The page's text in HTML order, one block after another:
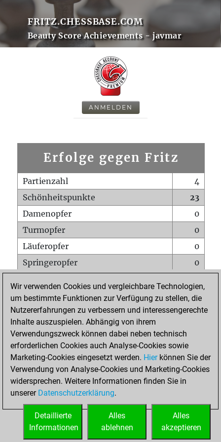
FRITZ.CHESSBASE.COM
Beauty Score Achievements - javmar
ANMELDEN
Erfolge gegen Fritz
Partienzahl
4
Schönheitspunkte
23
Damenopfer
0
Turmopfer
0
Läuferopfer
0
Springeropfer
0
Matt auf vollem Brett
0
Bauer setzt Matt
0
Erstickte Matts
Unterverwandlungen
Türme auf der siebten
0
STARTSEITE
Wir verwenden Cookies und vergleichbare Technologien,
um bestimmte Funktionen zur Verfügung zu stellen, die
Nutzererfahrungen zu verbessern und interessengerechte
Inhalte auszuspielen. Abhängig von ihrem
Verwendungszweck können dabei neben technisch
erforderlichen Cookies auch Analyse-Cookies sowie
Marketing-Cookies eingesetzt werden. Hierkönnen Sie der
Verwendung von Analyse-Cookies und Marketing-Cookies
widersprechen. Weitere Informationen finden Sie in
unserer Datenschutzerklärung.
Alles
akzeptieren
Alles
ablehnen
Detaillierte
Informationen